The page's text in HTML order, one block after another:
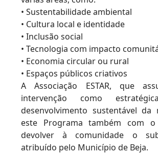
• Sustentabilidade ambiental
• Cultura local e identidade
• Inclusão social
• Tecnologia com impacto
• Economia circular ou rural
• Espaços públicos criativos
A Associação ESTAR, que
intervenção como
desenvolvimento sustentável da
este Programa também com
devolver à comunidade o
atribuído pelo Município de Beja.